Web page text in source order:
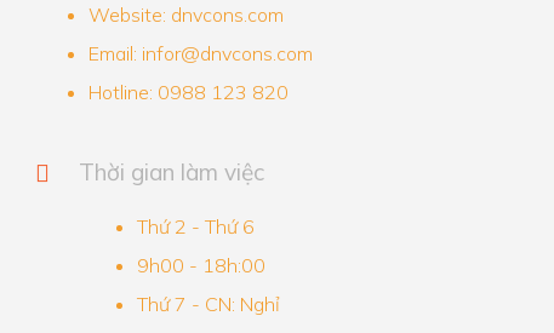
Website: dnvcons.com
Email: infor@dnvcons.com
Hotline: 0988 123 820
Thời gian làm việc
Thứ 2 - Thứ 6
9h00 - 18h:00
Thứ 7 - CN: Nghỉ